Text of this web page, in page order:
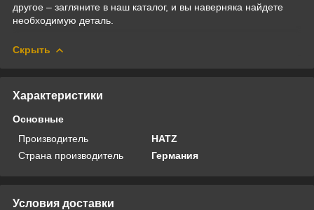
другое – загляните в наш каталог, и вы наверняка найдете
необходимую деталь.
Скрыть
Характеристики
Основные
Производитель
HATZ
Страна производитель
Германия
Условия доставки